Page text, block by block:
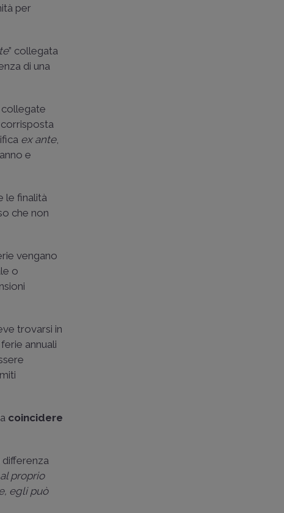
per
” collegata
di una
ex ante,
e
le finalità
che non
vengano
o
trovarsi in
annuali
coincidere
proprio
egli può